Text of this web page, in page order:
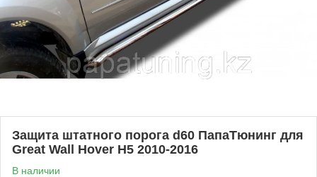
Защита штатного порога d60 ПапаТюнинг для
Great Wall Hover H5 2010-2016
В наличии